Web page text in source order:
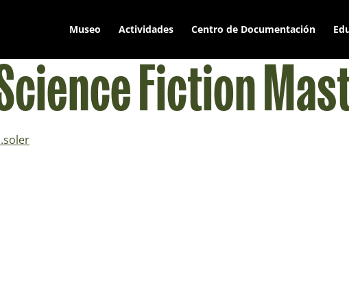
Museo Actividades Centro de Documentación
Fiction